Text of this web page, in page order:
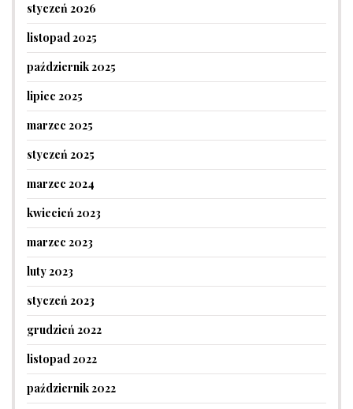
styczeń 2026
listopad 2025
październik 2025
lipiec 2025
marzec 2025
styczeń 2025
marzec 2024
kwiecień 2023
marzec 2023
luty 2023
styczeń 2023
grudzień 2022
listopad 2022
październik 2022